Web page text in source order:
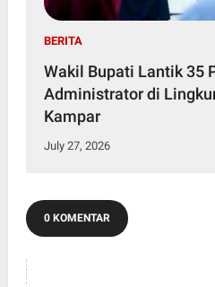
BERITA
Wakil Bupati Lantik 35
Administrator di
Kampar
July 27, 2026
0 KOMENTAR